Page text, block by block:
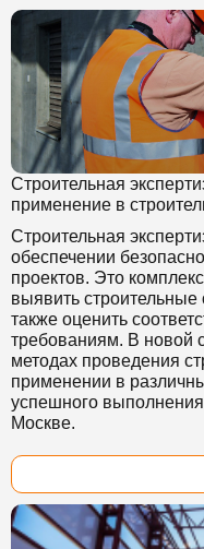
Строительная
применение в
Строительная
обеспечении
проектов. Это
выявить
также оценить
требованиям. В новой
методах проведения
применении в
успешного
Москве.